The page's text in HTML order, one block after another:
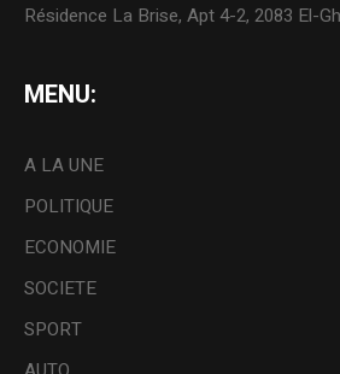
Résidence La Brise, Apt 4-2, 2083 El-
MENU:
A LA UNE
POLITIQUE
ECONOMIE
SOCIETE
SPORT